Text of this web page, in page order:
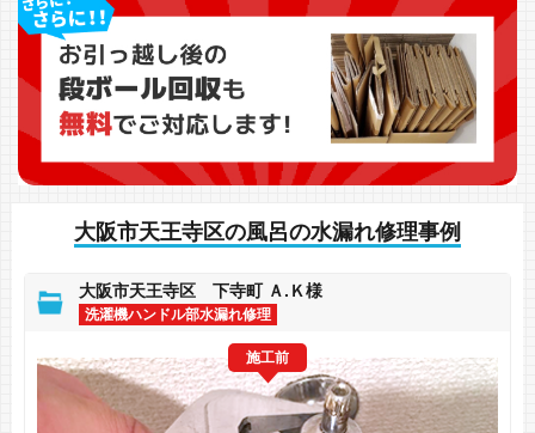
大阪市天王寺区の風呂の水漏れ修理事例
大阪市天王寺区 下寺町 Ａ.Ｋ様
洗濯機ハンドル部水漏れ修理
施工前